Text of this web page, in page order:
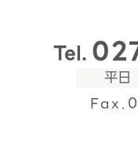
Tel.
平日